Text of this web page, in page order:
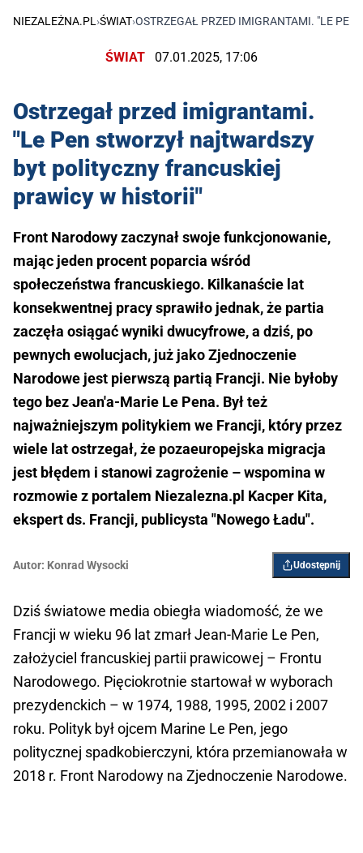
NIEZALEŻNA.PL ›ŚWIAT›OSTRZEGAŁ PRZED IMIGRANTAMI. "LE
ŚWIAT 07.01.2025, 17:06
Ostrzegał przed imigrantami.
"Le Pen stworzył najtwardszy
byt polityczny francuskiej
prawicy w historii"
Front Narodowy zaczynał swoje funkcjonowanie,
mając jeden procent poparcia wśród
społeczeństwa francuskiego. Kilkanaście lat
konsekwentnej pracy sprawiło jednak, że partia
zaczęła osiągać wyniki dwucyfrowe, a dziś, po
pewnych ewolucjach, już jako Zjednoczenie
Narodowe jest pierwszą partią Francji. Nie byłoby
tego bez Jean'a-Marie Le Pena. Był też
najważniejszym politykiem we Francji, który przez
wiele lat ostrzegał, że pozaeuropejska migracja
jest błędem i stanowi zagrożenie – wspomina w
rozmowie z portalem Niezalezna.pl Kacper Kita,
ekspert ds. Francji, publicysta "Nowego Ładu".
Autor: Konrad Wysocki Udostępnij
Dziś światowe media obiegła wiadomość, że we
Francji w wieku 96 lat zmarł Jean-Marie Le Pen,
założyciel francuskiej partii prawicowej – Frontu
Narodowego. Pięciokrotnie startował w wyborach
prezydenckich – w 1974, 1988, 1995, 2002 i 2007
roku. Polityk był ojcem Marine Le Pen, jego
politycznej spadkobierczyni, która przemianowała w
2018 r. Front Narodowy na Zjednoczenie Narodowe.